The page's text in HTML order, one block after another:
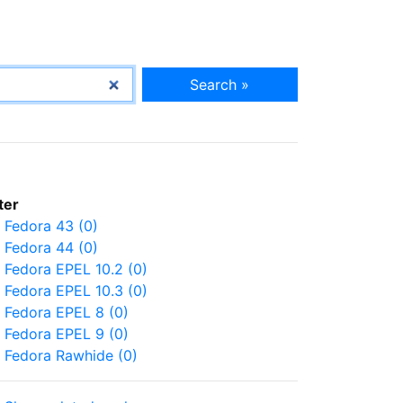
Search »
Fedora 43 (0)
Fedora 44 (0)
Fedora EPEL 10.2 (0)
Fedora EPEL 10.3 (0)
Fedora EPEL 8 (0)
Fedora EPEL 9 (0)
Fedora Rawhide (0)